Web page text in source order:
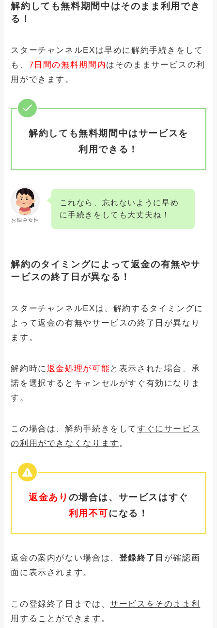
解約しても無料期間中はそのまま利用でき
る！
スターチャンネルEXは早めに解約手続きをして
も、 7日間の無料期間内はそのままサービスの利
用ができます。
解約しても無料期間中はサービスを
利用できる！
お悩み女性
これなら、忘れないように早め
に手続きをしても大丈夫ね！
解約のタイミングによって返金の有無やサ
ービスの終了日が異なる！
スターチャンネルEXは、解約するタイミングに
よって返金の有無やサービスの終了日が異なり
ます。
解約時に返金処理が可能 と表示された場合、承
諾を選択するとキャンセルがすぐ有効になりま
す。
この場合は、解約手続きをして すぐにサービス
の利用ができなくなります 。
返金あり の場合は、サービスはすぐ
利用不可になる！
返金の案内がない場合は、 登録終了日 が確認画
面に表示されます。
この登録終了日までは、サービスをそのまま利
用することができます 。